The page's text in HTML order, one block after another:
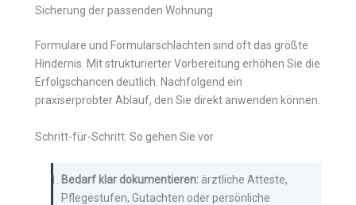
Sicherung der passenden Wohnung
Formulare und Formularschlachten sind oft das größte
Hindernis. Mit strukturierter Vorbereitung erhöhen Sie die
Erfolgschancen deutlich. Nachfolgend ein
praxiserprobter Ablauf, den Sie direkt anwenden können.
Schritt-für-Schritt: So gehen Sie vor
Bedarf klar dokumentieren: ärztliche Atteste,
Pflegestufen, Gutachten oder persönliche